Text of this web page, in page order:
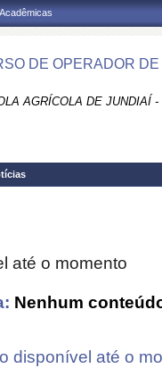
DE OPERADOR
AGRÍCOLA DE JUNDIAÍ -
até o momento
Nenhum
disponível até o